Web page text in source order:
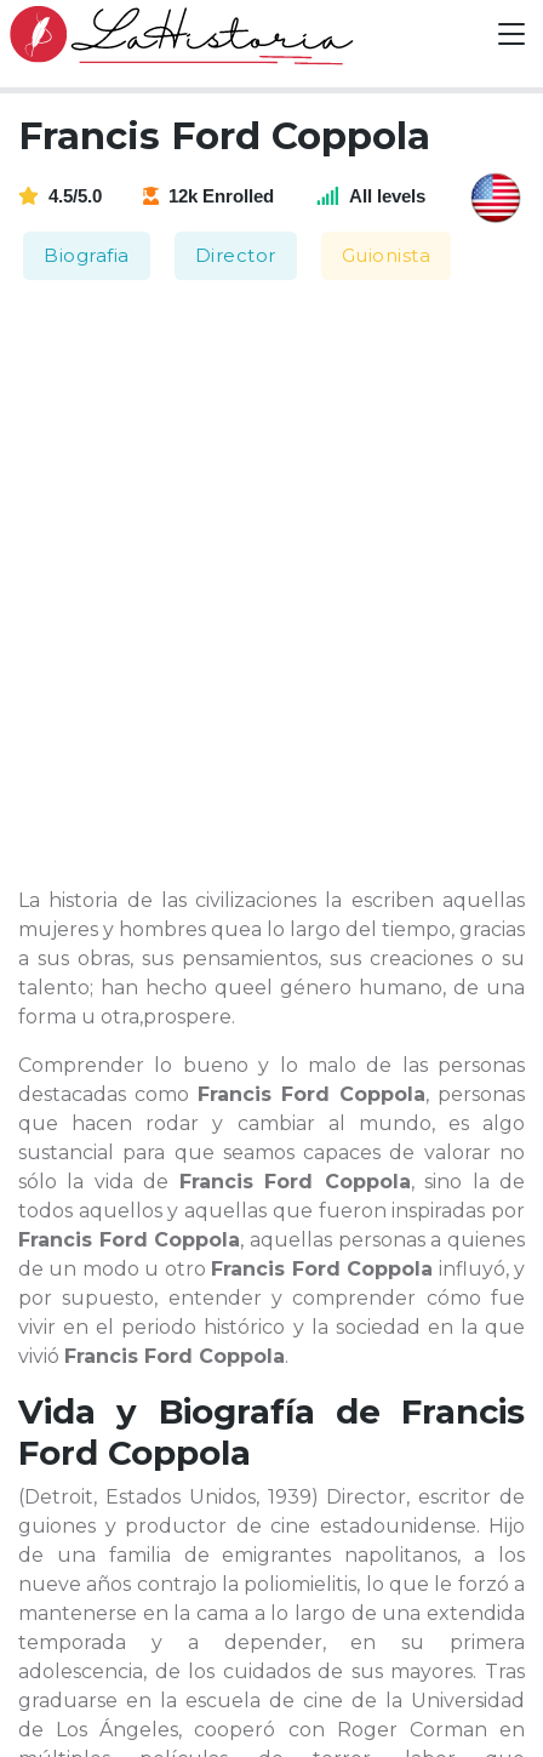
Francis Ford Coppola
4.5/5.0 12k Enrolled All levels
Biografia Director Guionista
La historia de las civilizaciones la escriben aquellas
mujeres y hombres quea lo largo del tiempo, gracias
a sus obras, sus pensamientos, sus creaciones o su
talento; han hecho queel género humano, de una
forma u otra,prospere.
Comprender lo bueno y lo malo de las personas
destacadas como Francis Ford Coppola, personas
que hacen rodar y cambiar al mundo, es algo
sustancial para que seamos capaces de valorar no
sólo la vida de Francis Ford Coppola, sino la de
todos aquellos y aquellas que fueron inspiradas por
Francis Ford Coppola, aquellas personas a quienes
de un modo u otro Francis Ford Coppola influyó, y
por supuesto, entender y comprender cómo fue
vivir en el periodo histórico y la sociedad en la que
vivió Francis Ford Coppola.
Vida y Biografía de Francis
Ford Coppola
(Detroit, Estados Unidos, 1939) Director, escritor de
guiones y productor de cine estadounidense. Hijo
de una familia de emigrantes napolitanos, a los
nueve años contrajo la poliomielitis, lo que le forzó a
mantenerse en la cama a lo largo de una extendida
temporada y a depender, en su primera
adolescencia, de los cuidados de sus mayores. Tras
graduarse en la escuela de cine de la Universidad
de Los Ángeles, cooperó con Roger Corman en